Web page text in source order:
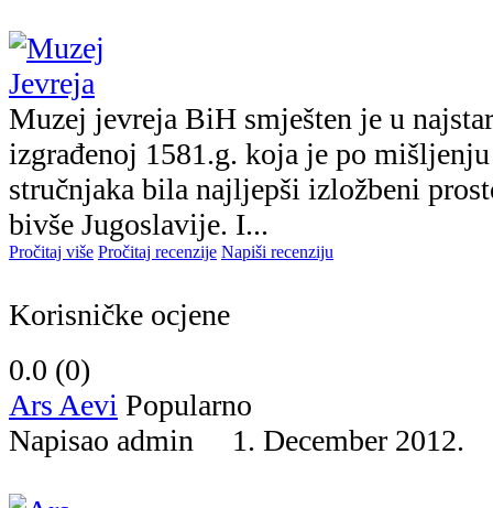
Muzej jevreja BiH smješten je u
izgrađenoj 1581.g. koja je po
stručnjaka bila najljepši izložbeni
bivše Jugoslavije. I...
Pročitaj više Pročitaj recenzije Napiši recenziju
Korisničke ocjene
0.0 (0)
Ars Aevi Popularno
Napisao admin 1. December